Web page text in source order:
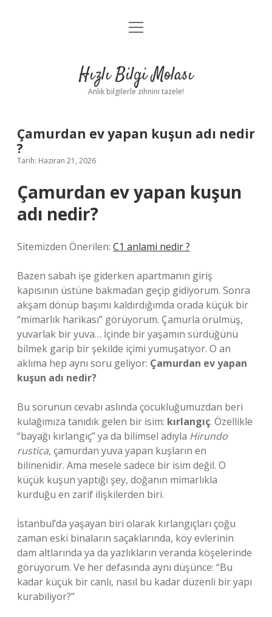
Anasayfa
Yasal Uyarı
menüyü
Hızlı Bilgi Molası
Anlık bilgilerle zihnini tazele!
Çamurdan ev yapan kuşun adı nedir
?
Tarih: Haziran 21, 2026
Çamurdan ev yapan kuşun
adı nedir?
Sitemizden Önerilen: C1 anlami nedir ?
Bazen sabah işe giderken apartmanın giriş
kapısının üstüne bakmadan geçip gidiyorum. Sonra
akşam dönüp başımı kaldırdığımda orada küçük bir
“mimarlık harikası” görüyorum. Çamurla örülmüş,
yuvarlak bir yuva… İçinde bir yaşamın sürdüğünü
bilmek garip bir şekilde içimi yumuşatıyor. O an
aklıma hep aynı soru geliyor: Çamurdan ev yapan
kuşun adı nedir?
Bu sorunun cevabı aslında çocukluğumuzdan beri
kulağımıza tanıdık gelen bir isim: kırlangıç. Özellikle
“bayağı kırlangıç” ya da bilimsel adıyla Hirundo
rustica, çamurdan yuva yapan kuşların en
bilinenidir. Ama mesele sadece bir isim değil. O
küçük kuşun yaptığı şey, doğanın mimarlıkla
kurduğu en zarif ilişkilerden biri.
İstanbul’da yaşayan biri olarak kırlangıçları çoğu
zaman eski binaların saçaklarında, köy evlerinin
dam altlarında ya da yazlıkların veranda köşelerinde
görüyorum. Ve her defasında aynı düşünce: “Bu
kadar küçük bir canlı, nasıl bu kadar düzenli bir yapı
kurabiliyor?”